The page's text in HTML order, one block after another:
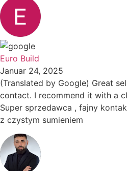
Euro Build
Januar 24, 2025
(Translated by Google) Great
contact. I recommend it with a
Super sprzedawca , fajny
z czystym sumieniem